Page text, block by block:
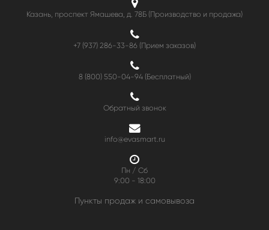
Казань, проспект Ямашева, д. 78Б (Производство и продажа)
+7 (937) 286-33-86 (Прием заказов)
8 (800) 550-04-94(Бесплатный)
Обратный звонок
info@evasmart.ru
Пн / Сб
9:00 - 18:00
Пункты продаж и самовывоза